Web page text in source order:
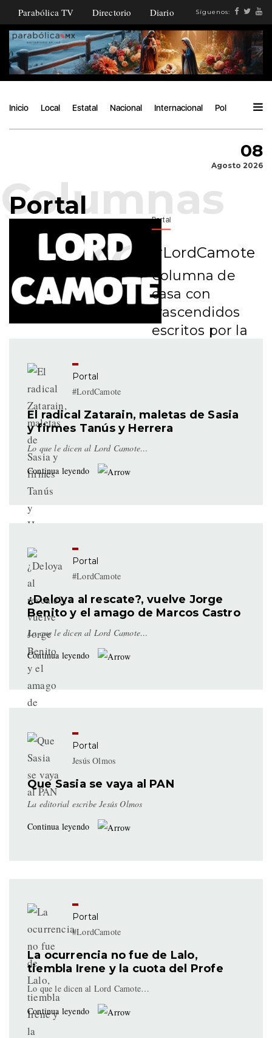
Parabólica TV Directorio Diario Síguenos:
Inicio Local Estatal Nacional Internacional Política
08
Agosto 2026
Portal Portal
#LordCamote
Columna de
casa con
trascendidos
escritos por la
Portal
#LordCamote
El radical Zatarain, maletas de Sasia
y firmes Tanús y Herrera
Lo que le dicen al Lord Camote…
Continua leyendo
Portal
#LordCamote
¿Deloya al rescate?, vuelve Jorge
Benito y el amago de Marcos Castro
Lo que le dicen al Lord Camote…
Continua leyendo
Portal
Jesús Olmos
Que Sasia se vaya al PAN
La editorial escribe Jesús Olmos
Continua leyendo
Portal
#LordCamote
La ocurrencia no fue de Lalo,
tiembla Irene y la cuota del Profe
Lo que le dicen al Lord Camote…
Continua leyendo